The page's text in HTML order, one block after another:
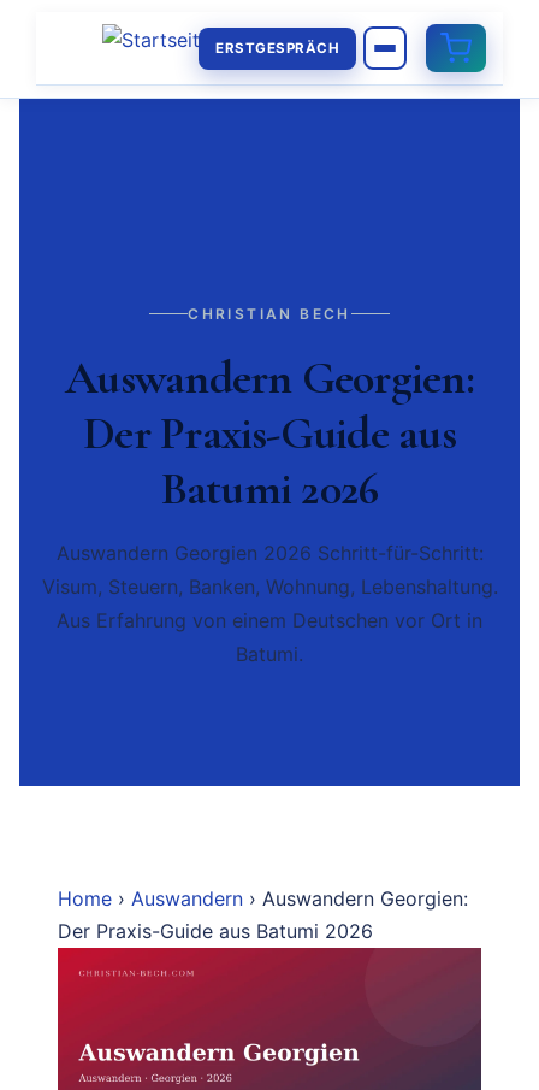
ERSTGESPRÄCH
CHRISTIAN BECH
Auswandern Georgien:
Der Praxis-Guide aus
Batumi 2026
Auswandern Georgien 2026 Schritt-für-Schritt:
Visum, Steuern, Banken, Wohnung, Lebenshaltung.
Aus Erfahrung von einem Deutschen vor Ort in
Batumi.
Home › Auswandern › Auswandern Georgien:
Der Praxis-Guide aus Batumi 2026